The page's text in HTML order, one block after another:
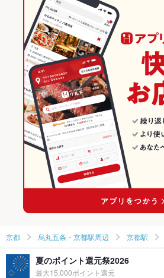
京都駅 × 和風
創作料理
烏丸五条・京都駅周辺 × 創作料理
烏丸五条・京都駅周辺 × 和風
京都駅 × 創作料理
京都駅 × 和風
京都駅 × 和風
京都 × 居酒屋
京都 × 和風
京都 × 創作料理
京都 × 和風
つくね 鶏皮 もつ鍋
チーズケーキ
京都の居酒屋ランキング
烏丸五条・京都駅周辺のグルメランキング
烏丸五条・京都駅周辺の居酒屋ランキング
京都駅のグルメランキング
京都駅の居酒屋ランキング
京都 烏丸五条・京都駅周辺 京都駅
夏のポイント還元祭2026
最大15,000ポイント還元